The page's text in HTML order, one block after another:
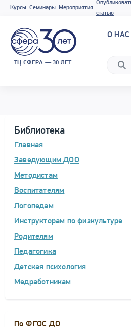
Курсы Семинары Мероприятия
статью
ТЦ СФЕРА — 30 ЛЕТ
О НАС
Библиотека
Главная
Заведующим ДОО
Методистам
Воспитателям
Логопедам
Инструкторам по физкультуре
Родителям
Педагогика
Детская психология
Медработникам
По ФГОС ДО